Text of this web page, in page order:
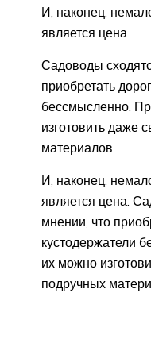
И, наконец,
является цена
Садоводы
приобретать
бессмысленно.
изготовить даже
материалов
И, наконец,
является цена.
мнении, что
кустодержатели
их можно
подручных